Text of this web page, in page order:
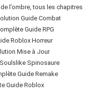
l’ombre, tous les chapitres
Guide Combat
Guide RPG
Roblox Horreur
Mise à Jour
Spinosaure
Guide Remake
Guide Roblox